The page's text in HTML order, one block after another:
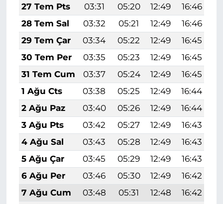
27 Tem Pts
03:31 05:20 12:49 16:46
28 Tem Sal
03:32 05:21 12:49 16:46
29 Tem Çar
03:34 05:22 12:49 16:45
30 Tem Per
03:35 05:23 12:49 16:45
31 Tem Cum
03:37 05:24 12:49 16:45
1 Ağu Cts
03:38 05:25 12:49 16:44
2 Ağu Paz
03:40 05:26 12:49 16:44
3 Ağu Pts
03:42 05:27 12:49 16:43
4 Ağu Sal
03:43 05:28 12:49 16:43
5 Ağu Çar
03:45 05:29 12:49 16:43
6 Ağu Per
03:46 05:30 12:49 16:42
7 Ağu Cum
03:48 05:31 12:48 16:42